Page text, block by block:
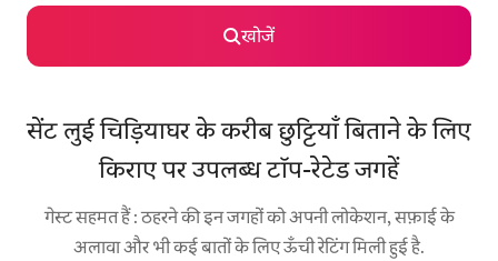
खोजें
सेंट लुई चिड़ियाघर के करीब छुट्टियाँ बिताने के लिए
किराए पर उपलब्ध टॉप-रेटेड जगहें
गेस्ट सहमत हैं : ठहरने की इन जगहों को अपनी लोकेशन, सफ़ाई के
अलावा और भी कई बातों के लिए ऊँची रेटिंग मिली हुई है.